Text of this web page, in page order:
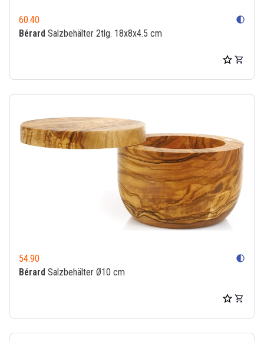
60.40 contrast
Bérard Salzbehälter 2tlg. 18x8x4.5 cm
54.90 contrast
Bérard Salzbehälter Ø10 cm